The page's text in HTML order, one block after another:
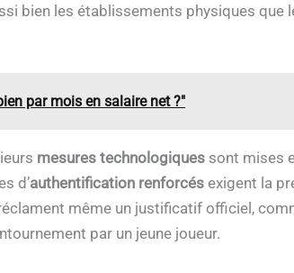
bien les établissements physiques que
par mois en salaire net ?"
mesures technologiques sont mises
d’authentification renforcés exigent la
même un justificatif officiel,
par un jeune joueur.